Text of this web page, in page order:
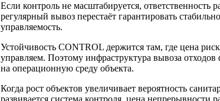
Если контроль не масштабируется, ответственность
регулярный вывоз перестаёт гарантировать
управляемость.
Устойчивость CONTROL держится там, где цена
управляем. Поэтому инфраструктура вывоза
на операционную среду объекта.
Когда рост объектов увеличивает вероятность